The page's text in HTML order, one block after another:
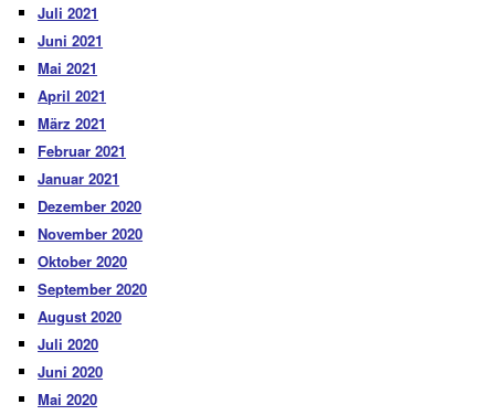
Juli 2021
Juni 2021
Mai 2021
April 2021
März 2021
Februar 2021
Januar 2021
Dezember 2020
November 2020
Oktober 2020
September 2020
August 2020
Juli 2020
Juni 2020
Mai 2020